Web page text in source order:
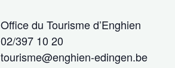
Office du Tourisme d’Enghien
02/397 10 20
tourisme@enghien-edingen.be